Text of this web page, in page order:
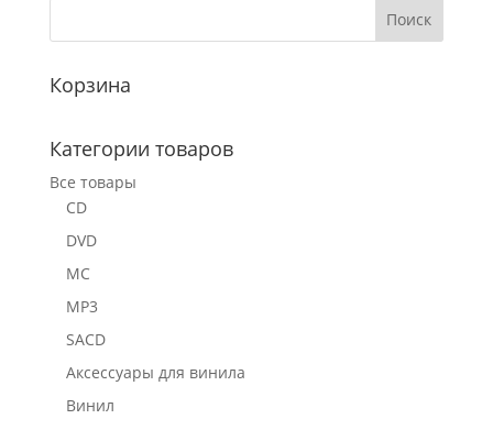
Корзина
Категории товаров
Все товары
CD
DVD
MC
MP3
SACD
Аксессуары для винила
Винил